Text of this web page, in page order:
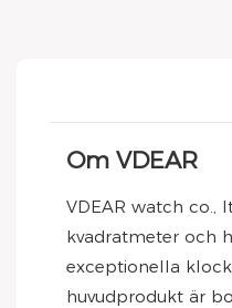
Om VDEAR
VDEAR watch co.,
kvadratmeter och
exceptionella
huvudprodukt är